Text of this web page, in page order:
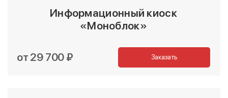
Информационный киоск
«Моноблок»
от 29 700 ₽ Заказать